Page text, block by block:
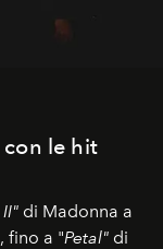
con le hit
di Madonna a
fino a "Petal" di